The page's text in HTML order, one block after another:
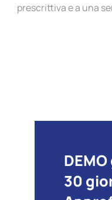
prescrittiva e a una
30